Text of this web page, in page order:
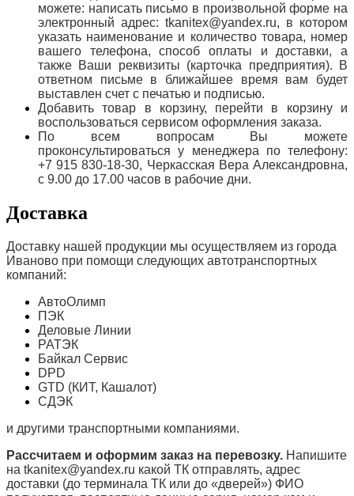
можете: написать письмо в произвольной форме на
электронный адрес: tkanitex@yandex.ru, в котором
указать наименование и количество товара, номер
вашего телефона, способ оплаты и доставки, а
также Ваши реквизиты (карточка предприятия). В
ответном письме в ближайшее время вам будет
выставлен счет с печатью и подписью.
Добавить товар в корзину, перейти в корзину и
воспользоваться сервисом оформления заказа.
По всем вопросам Вы можете
проконсультироваться у менеджера по телефону:
+7 915 830-18-30, Черкасская Вера Александровна,
с 9.00 до 17.00 часов в рабочие дни.
Доставка
Доставку нашей продукции мы осуществляем из города
Иваново при помощи следующих автотранспортных
компаний:
АвтоОлимп
ПЭК
Деловые Линии
РАТЭК
Байкал Сервис
DPD
GTD (КИТ, Кашалот)
СДЭК
и другими транспортными компаниями.
Рассчитаем и оформим заказ на перевозку. Напишите
на tkanitex@yandex.ru какой ТК отправлять, адрес
доставки (до терминала ТК или до «дверей») ФИО